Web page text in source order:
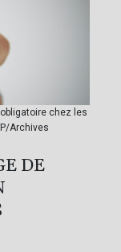
chez les
Archives
DE